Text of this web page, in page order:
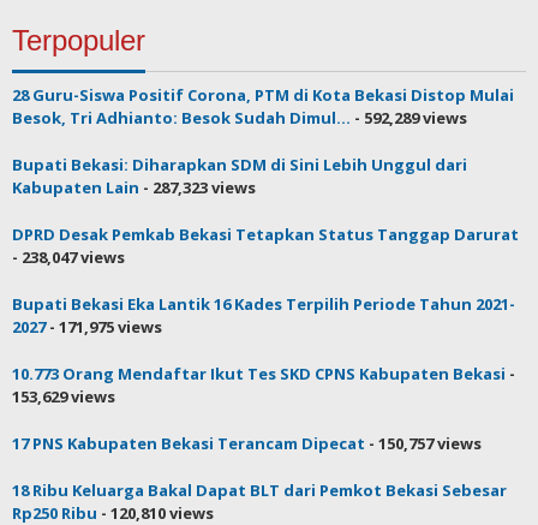
Terpopuler
28 Guru-Siswa Positif Corona, PTM di Kota Bekasi Distop Mulai
Besok, Tri Adhianto: Besok Sudah Dimul... - 592,289 views
Bupati Bekasi: Diharapkan SDM di Sini Lebih Unggul dari
Kabupaten Lain - 287,323 views
DPRD Desak Pemkab Bekasi Tetapkan Status Tanggap Darurat
- 238,047 views
Bupati Bekasi Eka Lantik 16 Kades Terpilih Periode Tahun 2021-
2027- 171,975 views
10.773 Orang Mendaftar Ikut Tes SKD CPNS Kabupaten Bekasi -
153,629 views
17 PNS Kabupaten Bekasi Terancam Dipecat - 150,757 views
18 Ribu Keluarga Bakal Dapat BLT dari Pemkot Bekasi Sebesar
Rp250 Ribu - 120,810 views